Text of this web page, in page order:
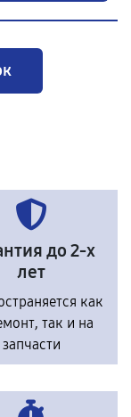
до 2-х
лет
как
так и на
запчасти